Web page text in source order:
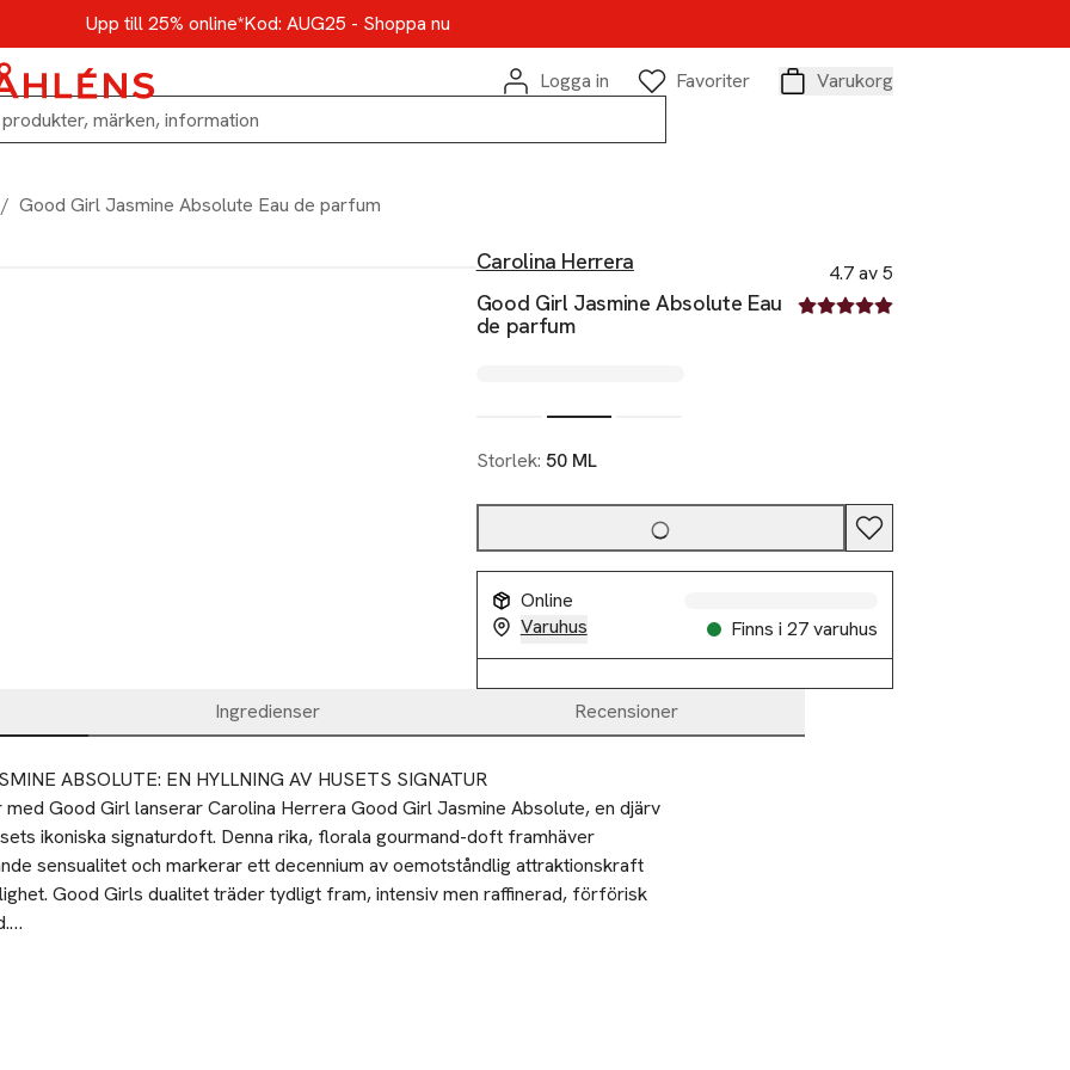
Upp till 25% online*Kod: AUG25 - Shoppa nu
Logga in
Favoriter
Varukorg
/ Good Girl Jasmine Absolute Eau de parfum
Carolina Herrera
Good Girl Jasmine Absolute Eau
de parfum
4.7 av 5
4.7 av fem stjärnor
Storlek: 50 ML
Online
Varuhus
Finns i 27 varuhus
Ingredienser Recensioner
ABSOLUTE: EN HYLLNING AV HUSETS SIGNATUR
med Good Girl lanserar Carolina Herrera Good Girl Jasmine Absolute, en djärv
ikoniska signaturdoft. Denna rika, florala gourmand-doft framhäver
sensualitet och markerar ett decennium av oemotståndlig attraktionskraft
Good Girls dualitet träder tydligt fram, intensiv men raffinerad, förförisk
Doftens toppnoter av frisk mandarin och saftiga svarta vinbär glider över i ett